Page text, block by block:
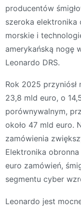
producentów
szeroka elektronika
morskie i
amerykańską nogę
Leonardo DRS.
Rok 2025
23,8 mld euro, o
porównywalnym,
około 47 mld euro.
zamówienia
Elektronika
euro zamówień,
segmentu cyber
Leonardo jest